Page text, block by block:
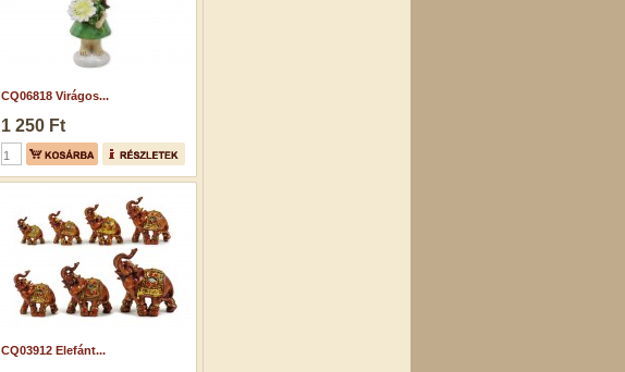
CQ06818 Virágos...
1 250 Ft
CQ03912 Elefánt...